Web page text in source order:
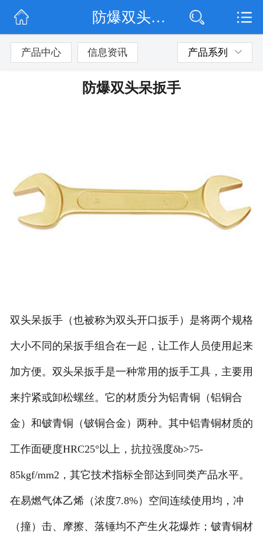
网站首页
公司简介
防爆双头呆扳手
产品中心 信息资讯 产品系列
防爆双头呆扳手
双头呆扳手（也被称为双头开口扳手）是将两个规格
大小不同的呆扳手组合在一起，让工作人员使用起来
加方便。双头呆扳手是一种常用的扳手工具，主要用
来拧紧或卸松螺丝。它的材质分为铝青铜（铝铜合
金）和铍青铜（铍铜合金）两种。其中铝青铜材质的
工作面硬度HRC25°以上，抗拉强度δb>75-
85kgf/mm2，其它技术指标全部达到同类产品水平。
在易燃气体乙烯（浓度7.8%）空间连续使用均，冲
（撞）击、摩擦、落锤均不产生火花爆炸；铍青铜材